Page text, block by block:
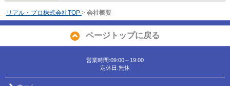
リアル・プロ株式会社TOP > 会社概要
ページトップに戻る
営業時間:09:00～19:00
定休日:無休